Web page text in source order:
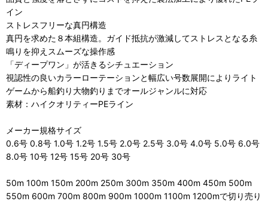
イン
ストレスフリーな真円構造
真円を求めた８本組構造。ガイド抵抗が激減してストレスとなる糸
鳴りを抑えスムーズな操作感
「ディープワン」が活きるシチュエーション
視認性の良いカラーローテーションと幅広い号数展開によりライト
ゲームから船釣り大物釣りまでオールジャンルに対応
素材：ハイクオリティーPEライン
メーカー規格サイズ
0.6号 0.8号 1.0号 1.2号 1.5号 2.0号 2.5号 3.0号 4.0号 5.0号 6.0号
8.0号 10号 12号 15号 20号 30号
50m 100m 150m 200m 250m 300m 350m 400m 450m 500m
550m 600m 700m 800m 900m 1000m 1100m 1200mで切り売り